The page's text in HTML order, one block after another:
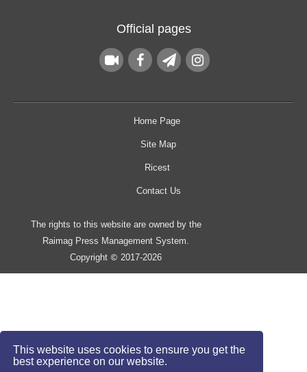
This website uses cookies to ensure you get the
best experience on our website.
Official pages
Home Page
Site Map
Ricest
Contact Us
The rights to this website are owned by the
Raimag Press Management System.
Copyright © 2017-2026